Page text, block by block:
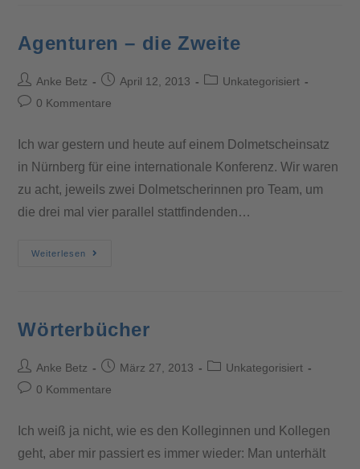
Agenturen – die Zweite
Anke Betz April 12, 2013
Unkategorisiert
0 Kommentare
Ich war gestern und heute auf einem Dolmetscheinsatz
in Nürnberg für eine internationale Konferenz. Wir waren
zu acht, jeweils zwei Dolmetscherinnen pro Team, um
die drei mal vier parallel stattfindenden…
Weiterlesen
Wörterbücher
Anke Betz März 27, 2013
Unkategorisiert
0 Kommentare
Ich weiß ja nicht, wie es den Kolleginnen und Kollegen
geht, aber mir passiert es immer wieder: Man unterhält